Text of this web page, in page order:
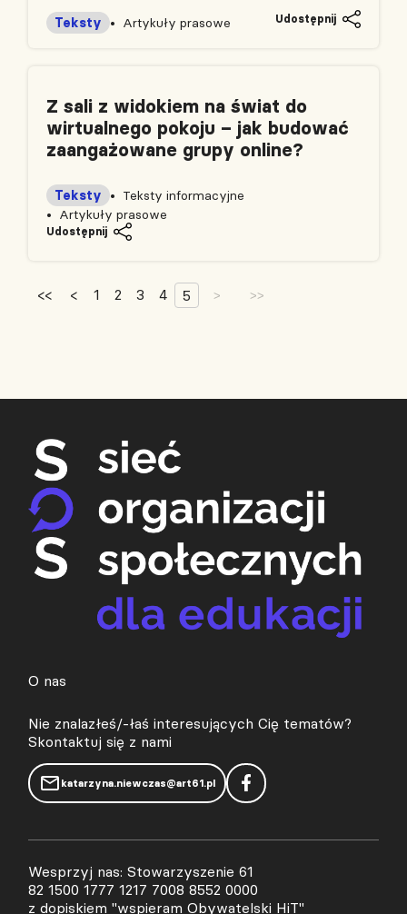
Teksty Artykuły prasowe Udostępnij
Z sali z widokiem na świat do
wirtualnego pokoju – jak budować
zaangażowane grupy online?
Teksty informacyjne
Teksty
Artykuły prasowe
Udostępnij
<< < 1 2 3 4 5 > >>
O nas
Nie znalazłeś/-łaś interesujących Cię tematów?
Skontaktuj się z nami
katarzyna.niewczas@art61.pl
Wesprzyj nas: Stowarzyszenie 61
82 1500 1777 1217 7008 8552 0000
z dopiskiem "wspieram Obywatelski HiT"